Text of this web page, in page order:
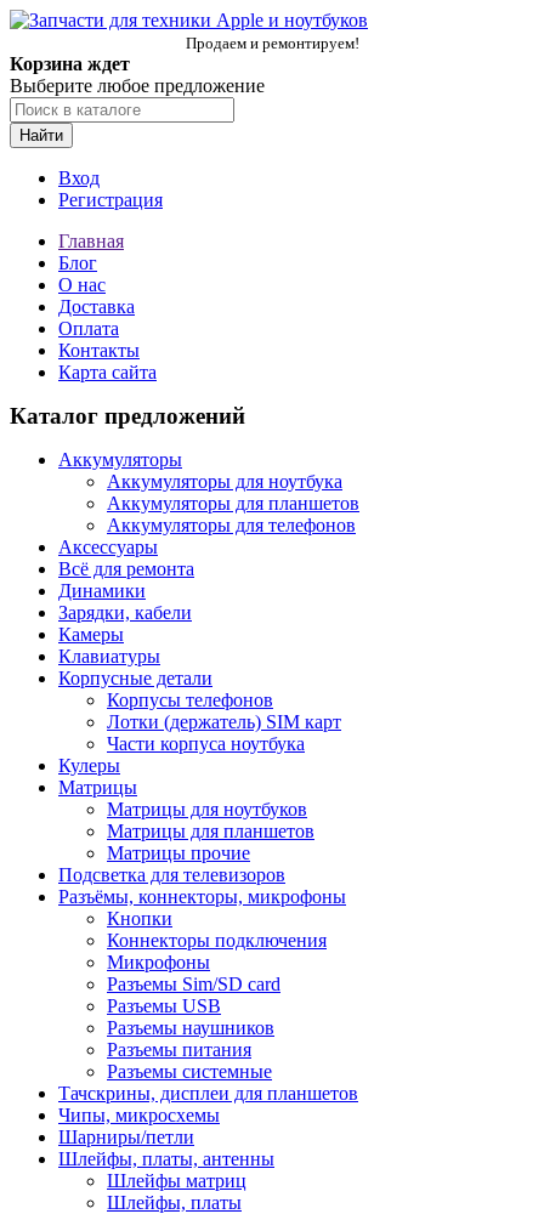
Продаем и ремонтируем!
Корзина ждет
Выберите любое предложение
Найти
Вход
Регистрация
Главная
Блог
О нас
Доставка
Оплата
Контакты
Карта сайта
Каталог предложений
Аккумуляторы
Аккумуляторы для ноутбука
Аккумуляторы для планшетов
Аккумуляторы для телефонов
Аксессуары
Всё для ремонта
Динамики
Зарядки, кабели
Камеры
Клавиатуры
Корпусные детали
Корпусы телефонов
Лотки (держатель) SIM карт
Части корпуса ноутбука
Кулеры
Матрицы
Матрицы для ноутбуков
Матрицы для планшетов
Матрицы прочие
Подсветка для телевизоров
Разъёмы, коннекторы, микрофоны
Кнопки
Коннекторы подключения
Микрофоны
Разъемы Sim/SD card
Разъемы USB
Разъемы наушников
Разъемы питания
Разъемы системные
Тачскрины, дисплеи для планшетов
Чипы, микросхемы
Шарниры/петли
Шлейфы, платы, антенны
Шлейфы матриц
Шлейфы, платы